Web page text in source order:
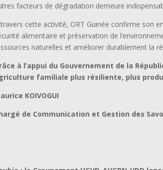
facteurs de dégradation demeure
cette activité, ORT Guinée confirme son
alimentaire et préservation de
naturelles et améliorer durablement la
à l’appui du Gouvernement de la
familiale plus résiliente, plus
KOIVOGUI
de Communication et Gestion des